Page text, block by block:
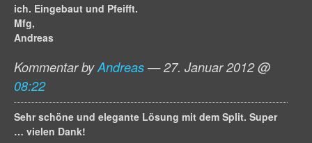
ich. Eingebaut und Pfeifft.
Mfg,
Andreas
Kommentar byAndreas — 27. Januar 2012 @
08:22
Sehr schöne und elegante Lösung mit dem Split. Super
… vielen Dank!